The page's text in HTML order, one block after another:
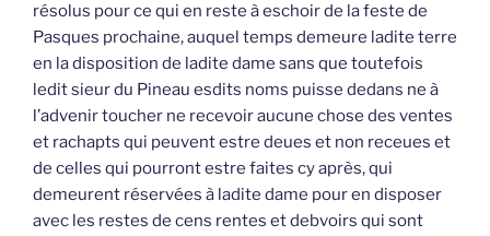
résolus pour ce qui en reste à eschoir de la feste de
Pasques prochaine, auquel temps demeure ladite terre
en la disposition de ladite dame sans que toutefois
ledit sieur du Pineau esdits noms puisse dedans ne à
l’advenir toucher ne recevoir aucune chose des ventes
et rachapts qui peuvent estre deues et non receues et
de celles qui pourront estre faites cy après, qui
demeurent réservées à ladite dame pour en disposer
avec les restes de cens rentes et debvoirs qui sont